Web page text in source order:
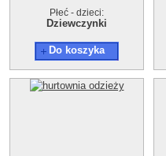
Płeć - dzieci:
Dziewczynki
Do koszyka